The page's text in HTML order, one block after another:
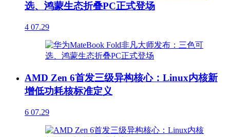
选、鸿蒙生态折叠PC正式登场
4 07.29
AMD Zen 6首发三级异构核心：Linux内核新
增低功耗核标准定义
6 07.29